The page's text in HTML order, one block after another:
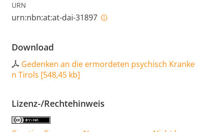
URN
urn:nbn:at:at-dai-31897
Download
Gedenken an die ermordeten psychisch Kranke
n Tirols [548,45 kb]
Lizenz-/Rechtehinweis